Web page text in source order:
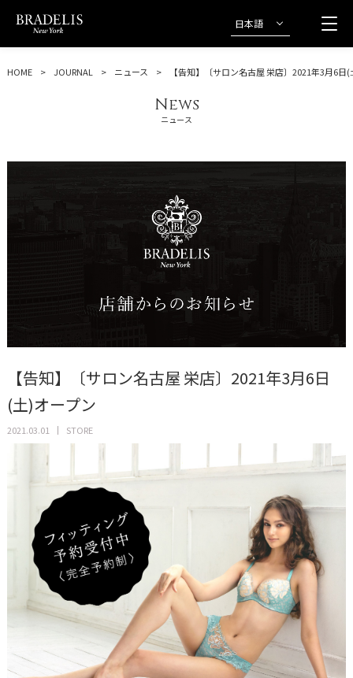
日本語
HOME JOURNAL ニュース 【告知】〔サロン名古屋 栄店〕2021年3月6日
News
ニュース
【告知】〔サロン名古屋 栄店〕2021年3月6日
(土)オープン
2021.03.01 STORE